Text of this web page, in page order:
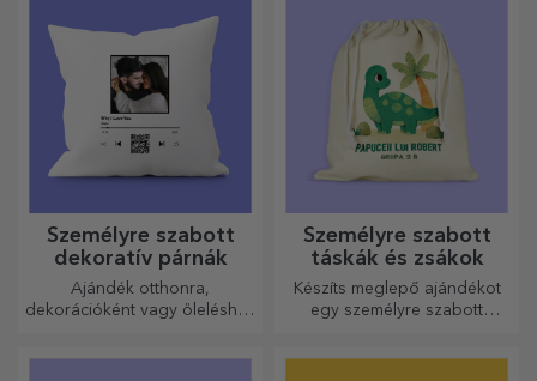
Személyre szabott
dekoratív párnák
Ajándék otthonra,
dekorációként vagy öleléshez
Személyre szabott
táskák és zsákok
Készíts meglepő ajándékot
egy személyre szabott